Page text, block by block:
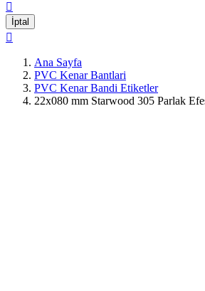

İptal

Ana Sayfa
PVC Kenar Bantlari
PVC Kenar Bandi Etiketler
22x080 mm Starwood 305 Parlak